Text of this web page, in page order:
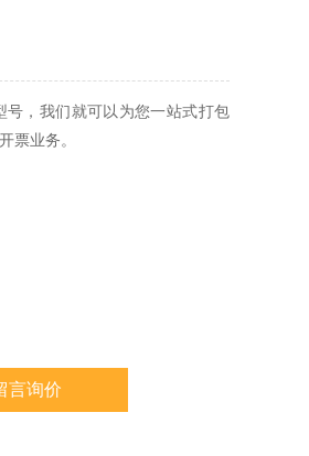
，我们就可以为您一站式打包
票业务。
言询价